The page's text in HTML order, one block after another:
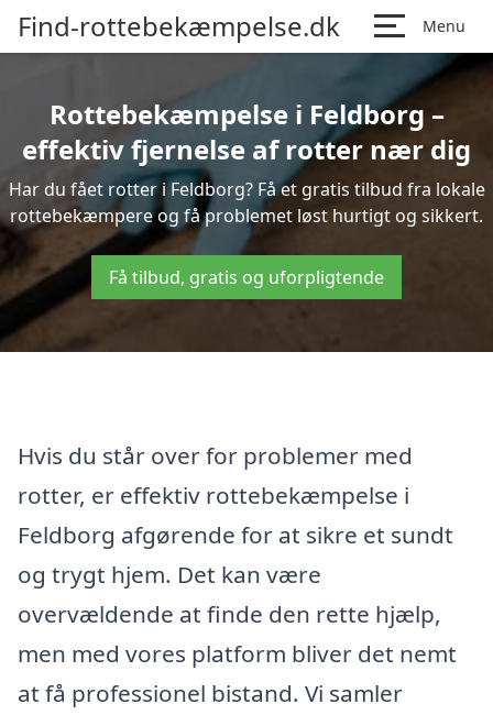
Find-rottebekæmpelse.dk Menu
Rottebekæmpelse i Feldborg –
effektiv fjernelse af rotter nær dig
Har du fået rotter i Feldborg? Få et gratis tilbud fra lokale
rottebekæmpere og få problemet løst hurtigt og sikkert.
Få tilbud, gratis og uforpligtende
Hvis du står over for problemer med
rotter, er effektiv rottebekæmpelse i
Feldborg afgørende for at sikre et sundt
og trygt hjem. Det kan være
overvældende at finde den rette hjælp,
men med vores platform bliver det nemt
at få professionel bistand. Vi samler